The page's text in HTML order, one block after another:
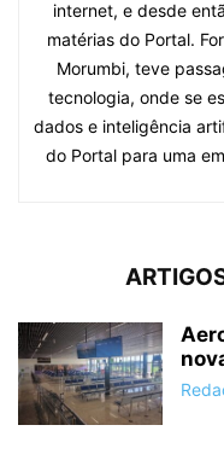
internet, e desde
matérias do Portal.
Morumbi, teve
tecnologia, onde se
dados e inteligência
do Portal para uma